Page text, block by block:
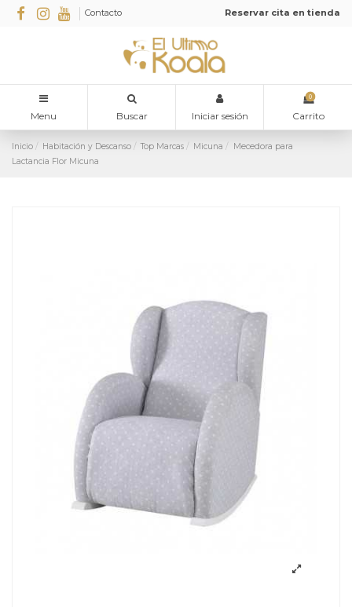
Contacto Reservar cita en tienda
Menu Buscar Iniciar sesión
0
Carrito
Inicio Habitación y Descanso Top Marcas Micuna
Mecedora para
Lactancia Flor Micuna